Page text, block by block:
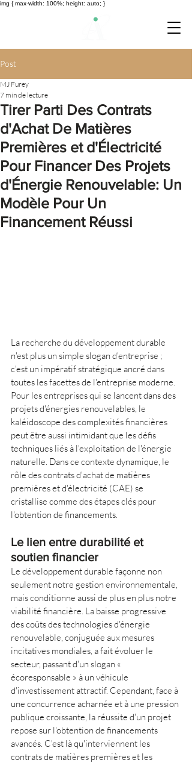
img { max-width: 100%; height: auto; }
Post
Tirer Parti Des Contrats
d'Achat De Matières
Premières et d'Électricité
Pour Financer Des Projets
d'Énergie Renouvelable: Un
Modèle Pour Un
Financement Réussi
MJ Furey
7 min de lecture
La recherche du développement durable
n'est plus un simple slogan d'entreprise ;
c'est un impératif stratégique ancré dans
toutes les facettes de l'entreprise moderne.
Pour les entreprises qui se lancent dans des
projets d'énergies renouvelables, le
kaléidoscope des complexités financières
peut être aussi intimidant que les défis
techniques liés à l'exploitation de l'énergie
naturelle. Dans ce contexte dynamique, le
rôle des contrats d'achat de matières
premières et d'électricité (CAE) se
cristallise comme des étapes clés pour
l'obtention de financements.
Le lien entre durabilité et
soutien financier
Le développement durable façonne non
seulement notre gestion environnementale,
mais conditionne aussi de plus en plus notre
viabilité financière. La baisse progressive
des coûts des technologies d'énergie
renouvelable, conjuguée aux mesures
incitatives mondiales, a fait évoluer le
secteur, passant d'un slogan «
écoresponsable » à un véhicule
d'investissement attractif. Cependant, face à
une concurrence acharnée et à une pression
publique croissante, la réussite d'un projet
repose sur l'obtention de financements
avancés. C'est là qu'interviennent les
contrats de matières premières et les